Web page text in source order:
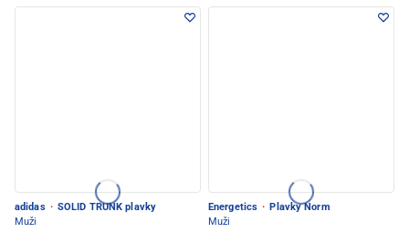
adidas · SOLID TRUNK plavky
Muži
Energetics · Plavky Norm
Muži